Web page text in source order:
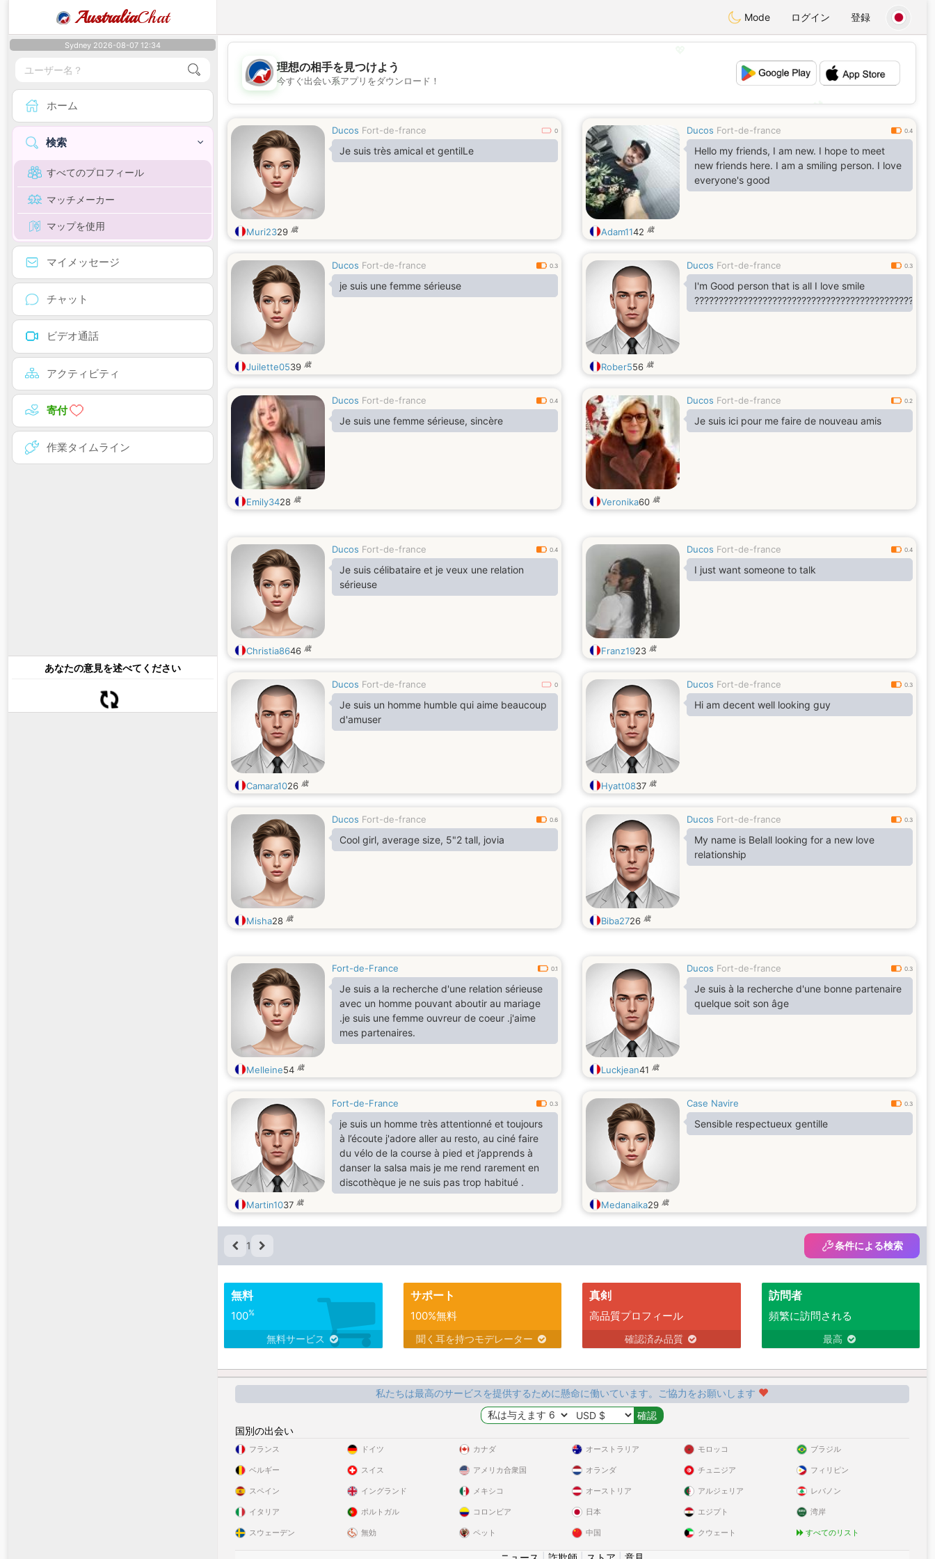
AustraliaChat Mode ログイン 登録
Sydney 2026-08-07 12:34
ホーム
検索
すべてのプロフィール
マッチメーカー
マップを使用
マイメッセージ
チャット
ビデオ通話
アクティビティ
寄付
作業タイムライン
あなたの意見を述べてください
💖
💕
理想の相手を見つけよう
今すぐ出会い系アプリをダウンロード！
Ducos Fort-de-france 0
Je suis très amical et gentilLe
Muri2329 歳
Ducos Fort-de-france 0.4
Hello my friends, I am new. I hope to meet
new friends here. I am a smiling person. I love
everyone's good
Adam1142 歳
Ducos Fort-de-france 0.3
je suis une femme sérieuse
Juilette0539 歳
Ducos Fort-de-france 0.3
I'm Good person that is all I love smile
Rober556 歳
Ducos Fort-de-france 0.4
Je suis une femme sérieuse, sincère
Emily3428 歳
Ducos Fort-de-france 0.2
Je suis ici pour me faire de nouveau amis
Veronika60 歳
Ducos Fort-de-france 0.4
Je suis célibataire et je veux une relation
sérieuse
Christia8646 歳
Ducos Fort-de-france 0.4
I just want someone to talk
Franz1923 歳
Ducos Fort-de-france 0
Je suis un homme humble qui aime beaucoup
d'amuser
Camara1026 歳
Ducos Fort-de-france 0.3
Hi am decent well looking guy
Hyatt0837 歳
Ducos Fort-de-france 0.6
Cool girl, average size, 5"2 tall, jovia
Misha28 歳
Ducos Fort-de-france 0.3
My name is Belall looking for a new love
relationship
Biba2726 歳
Fort-de-France 0.1
Je suis a la recherche d'une relation sérieuse
avec un homme pouvant aboutir au mariage
.je suis une femme ouvreur de coeur .j'aime
mes partenaires.
Melleine54 歳
Ducos Fort-de-france 0.3
Je suis à la recherche d'une bonne partenaire
quelque soit son âge
Luckjean41 歳
Fort-de-France 0.3
je suis un homme très attentionné et toujours
à l’écoute j'adore aller au resto, au ciné faire
du vélo de la course à pied et j’apprends à
danser la salsa mais je me rend rarement en
discothèque je ne suis pas trop habitué .
Martin1037 歳
Case Navire 0.3
Sensible respectueux gentille
Medanaika29 歳
1 条件による検索
無料
100%
無料サービス
サポート
100%無料
聞く耳を持つモデレーター
真剣
高品質プロフィール
確認済み品質
訪問者
頻繁に訪問される
最高
私たちは最高のサービスを提供するために懸命に働いています。ご協力をお願いします
国別の出会い
フランス
ベルギー
スペイン
イタリア
スウェーデン
ドイツ
スイス
イングランド
ポルトガル
無効
カナダ
アメリカ合衆国
メキシコ
コロンビア
ペット
オーストラリア
オランダ
オーストリア
日本
中国
モロッコ
チュニジア
アルジェリア
エジプト
クウェート
ブラジル
フィリピン
レバノン
湾岸
すべてのリスト